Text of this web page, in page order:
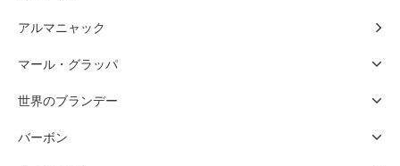
アルマニャック
マール・グラッパ
世界のブランデー
バーボン